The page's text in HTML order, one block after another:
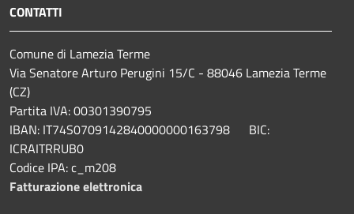
CONTATTI
Comune di Lamezia Terme
Via Senatore Arturo Perugini 15/C - 88046 Lamezia Terme
(CZ)
Partita IVA: 00301390795
IBAN: IT74S0709142840000000163798 BIC:
ICRAITRRUB0
Codice IPA: c_m208
Fatturazione elettronica